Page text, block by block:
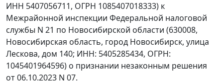
ИНН 5407056711, ОГРН 1085407018333) к
Межрайонной инспекции Федеральной налоговой
службы N 21 по Новосибирской области (630008,
Новосибирская область, город Новосибирск, улица
Лескова, дом 140; ИНН: 5405285434, ОГРН:
1045401964596) о признании незаконным решения
от 06.10.2023 N 07.